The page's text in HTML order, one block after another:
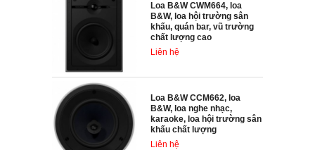
Loa B&W CWM664, loa
B&W, loa hội trường sân
khấu, quán bar, vũ trường
chất lượng cao
Liên hệ
Loa B&W CCM662, loa
B&W, loa nghe nhạc,
karaoke, loa hội trường sân
khấu chất lượng
Liên hệ